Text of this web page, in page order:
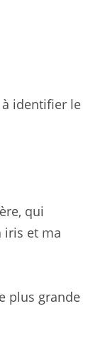
à identifier le
qui
iris et ma
plus grande